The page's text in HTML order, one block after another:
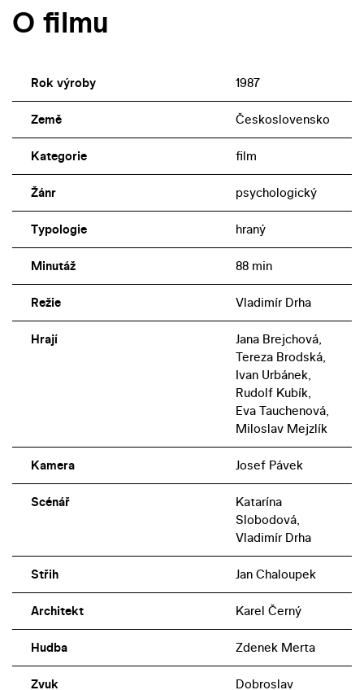
O filmu
Rok výroby 1987
Země Československo
Kategorie film
Žánr psychologický
Typologie hraný
Minutáž 88 min
Režie Vladimír Drha
Hrají
Jana Brejchová,
Tereza Brodská,
Ivan Urbánek,
Rudolf Kubík,
Eva Tauchenová,
Miloslav Mejzlík
Kamera Josef Pávek
Scénář
Katarína
Slobodová,
Vladimír Drha
Střih Jan Chaloupek
Architekt Karel Černý
Hudba Zdenek Merta
Zvuk Dobroslav